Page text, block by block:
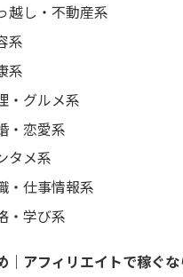
越し・不動産系
系
系
・グルメ系
・恋愛系
タメ系
・仕事情報系
・学び系
｜アフィリエイトで稼ぐ